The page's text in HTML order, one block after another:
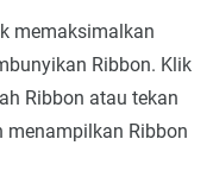
memaksimalkan
Ribbon. Klik
Ribbon atau tekan
menampilkan Ribbon